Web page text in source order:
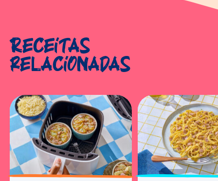
Receitas
relacionadas